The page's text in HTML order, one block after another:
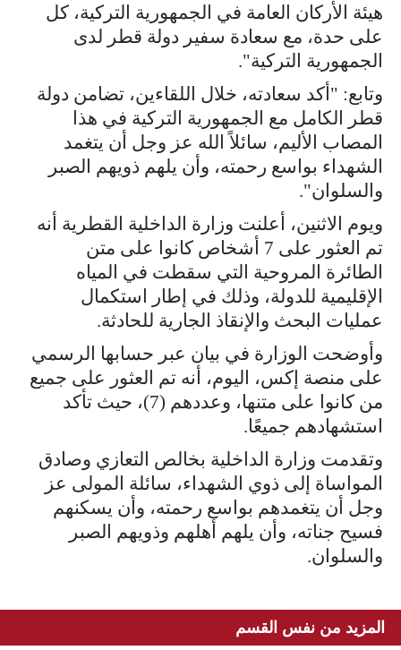
هيئة الأركان العامة في الجمهورية التركية، كل
على حدة، مع سعادة سفير دولة قطر لدى
الجمهورية التركية".
وتابع: "أكد سعادته، خلال اللقاءين، تضامن دولة
قطر الكامل مع الجمهورية التركية في هذا
المصاب الأليم، سائلاً الله عز وجل أن يتغمد
الشهداء بواسع رحمته، وأن يلهم ذويهم الصبر
والسلوان".
ويوم الاثنين، أعلنت وزارة الداخلية القطرية أنه
تم العثور على 7 أشخاص كانوا على متن
الطائرة المروحية التي سقطت في المياه
الإقليمية للدولة، وذلك في إطار استكمال
عمليات البحث والإنقاذ الجارية للحادثة.
وأوضحت الوزارة في بيان عبر حسابها الرسمي
على منصة إكس، اليوم، أنه تم العثور على جميع
من كانوا على متنها، وعددهم (7)، حيث تأكد
استشهادهم جميعًا.
وتقدمت وزارة الداخلية بخالص التعازي وصادق
المواساة إلى ذوي الشهداء، سائلة المولى عز
وجل أن يتغمدهم بواسع رحمته، وأن يسكنهم
فسيح جناته، وأن يلهم أهلهم وذويهم الصبر
والسلوان.
المزيد من نفس القسم